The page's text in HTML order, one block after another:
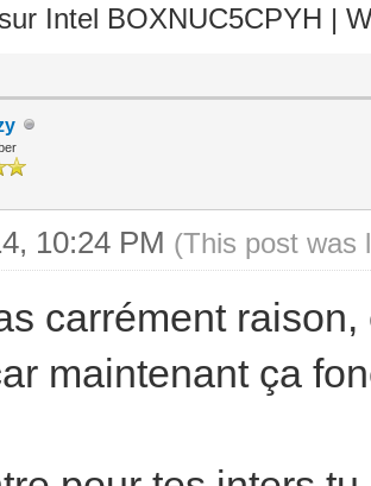
Intel BOXNUC5CPYH |
10:24 PM (This post was
carrément
maintenant ça